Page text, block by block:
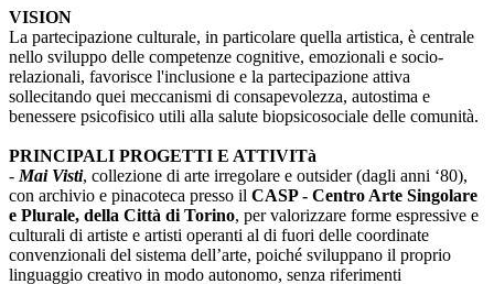
VISION
La partecipazione culturale, in particolare quella artistica, è centrale
nello sviluppo delle competenze cognitive, emozionali e socio-
relazionali, favorisce l'inclusione e la partecipazione attiva
sollecitando quei meccanismi di consapevolezza, autostima e
benessere psicofisico utili alla salute biopsicosociale delle comunità.
PRINCIPALI PROGETTI E ATTIVITà
- Mai Visti, collezione di arte irregolare e outsider (dagli anni ‘80),
con archivio e pinacoteca presso il CASP - Centro Arte Singolare
e Plurale, della Città di Torino, per valorizzare forme espressive e
culturali di artiste e artisti operanti al di fuori delle coordinate
convenzionali del sistema dell’arte, poiché sviluppano il proprio
linguaggio creativo in modo autonomo, senza riferimenti